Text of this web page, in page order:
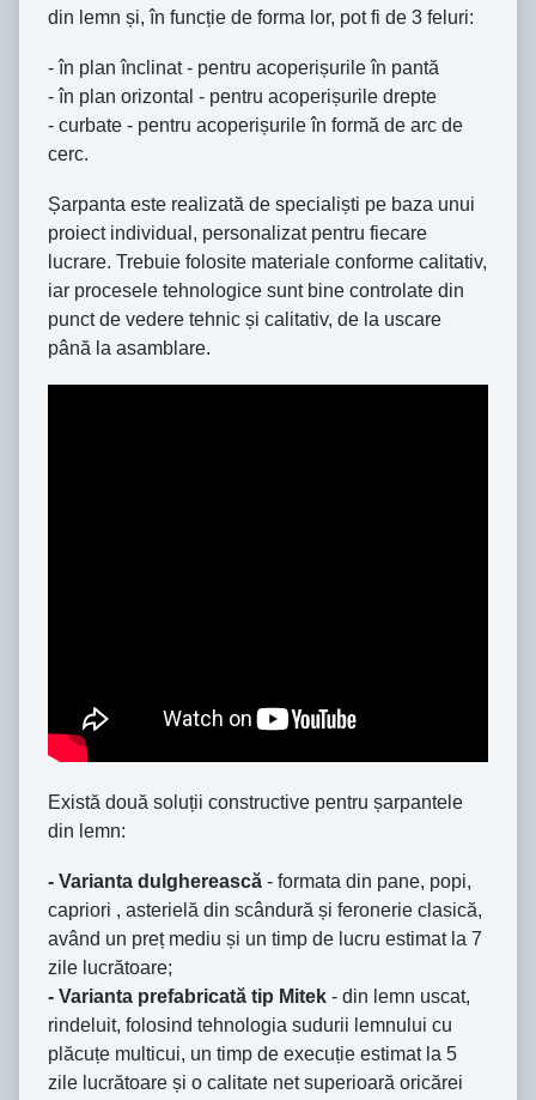
din lemn și, în funcție de forma lor, pot fi de 3 feluri:
- în plan înclinat - pentru acoperișurile în pantă
- în plan orizontal - pentru acoperișurile drepte
- curbate - pentru acoperișurile în formă de arc de
cerc.
Șarpanta este realizată de specialiști pe baza unui
proiect individual, personalizat pentru fiecare
lucrare. Trebuie folosite materiale conforme calitativ,
iar procesele tehnologice sunt bine controlate din
punct de vedere tehnic și calitativ, de la uscare
până la asamblare.
Există două soluții constructive pentru șarpantele
din lemn:
- Varianta dulgherească - formata din pane, popi,
capriori , asterielă din scândură și feronerie clasică,
având un preț mediu și un timp de lucru estimat la 7
zile lucrătoare;
- Varianta prefabricată tip Mitek - din lemn uscat,
rindeluit, folosind tehnologia sudurii lemnului cu
plăcuțe multicui, un timp de execuție estimat la 5
zile lucrătoare și o calitate net superioară oricărei